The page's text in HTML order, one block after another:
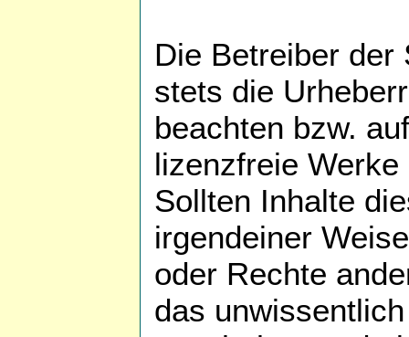
Die Betreiber der
stets die
beachten bzw.
lizenzfreie
Sollten Inhalte
irgendeiner
oder Rechte
das